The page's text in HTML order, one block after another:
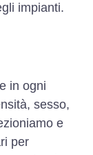
impianti.
in ogni
sesso,
e
per